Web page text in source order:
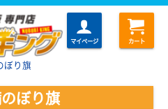
マイページ カート
ぼり旗
ぼり旗